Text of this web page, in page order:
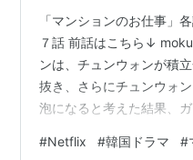
「マンションのお仕事」
７話 前話はこちら↓
ンは、チュンウォンが積
抜き、さらにチュンウォ
泡になると考えた結果、
仕事はただ一つ。積立金
#Netflix #韓国ドラマ #